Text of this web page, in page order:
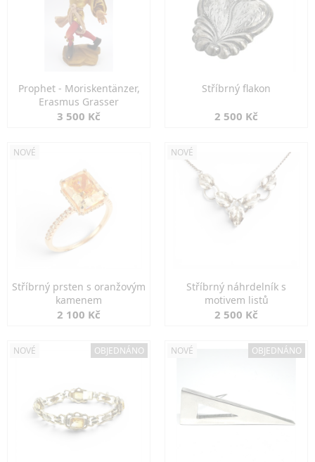
Prophet - Moriskentänzer,
Erasmus Grasser
3 500 Kč
Stříbrný flakon
2 500 Kč
NOVÉ
Stříbrný prsten s oranžovým
kamenem
2 100 Kč
NOVÉ
Stříbrný náhrdelník s
motivem listů
2 500 Kč
NOVÉ OBJEDNÁNO NOVÉ OBJEDNÁNO